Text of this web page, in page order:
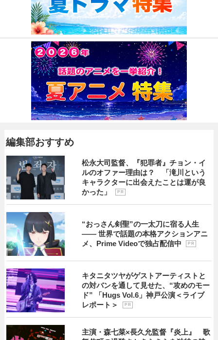
編集部おすすめ
松永大司監督、『犯罪者』チョン・イ
ルのオファー理由は？ 「滝川という
キャラクターに出会えたことは運が良
かった」
P R
“おっさん剣聖”の一太刀に宿る人生
―― 世界で話題の本格アクションアニ
メ、Prime Videoで独占配信中
P R
キタニタツヤがゲストアーティストと
の対バンを通して見せた、“攻めのモー
ド” 「Hugs Vol.6」神戸公演＜ライブ
レポート＞
P R
主演・森七菜×長久允監督『炎上』 歌